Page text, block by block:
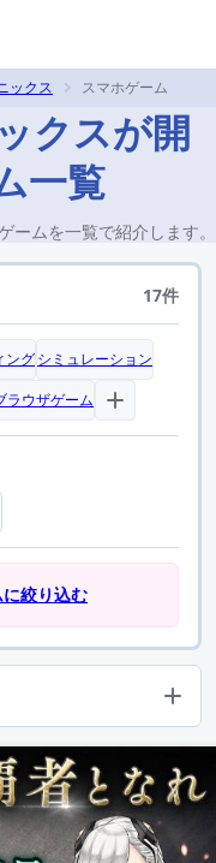
ックス スマホゲーム
クスが開
一覧
ムを一覧で紹介します。
17件
ングシミュレーション
ラウザゲーム
絞り込む